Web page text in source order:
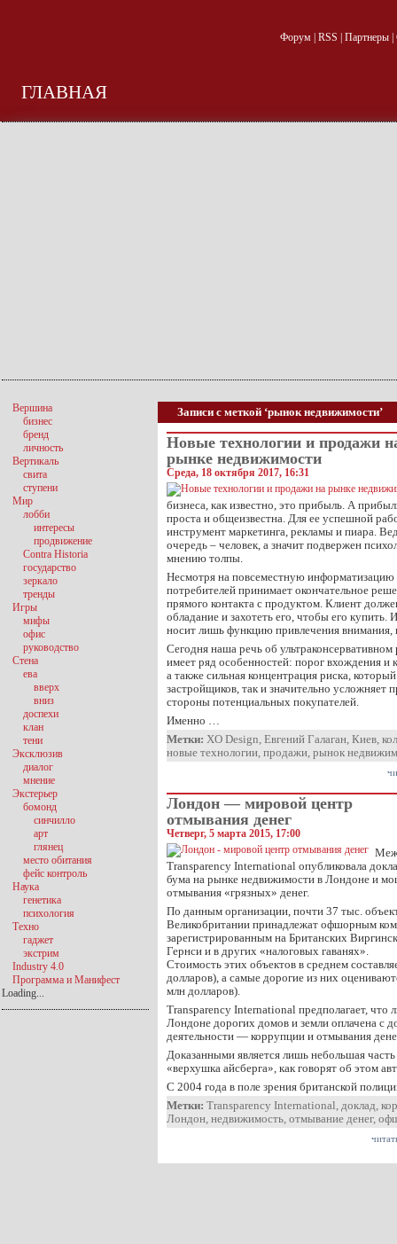
Форум| RSS Партнеры|
ГЛАВНАЯ
Записи с меткой ‘рынок недвижимости’
Новые технологии и продажи
рынке недвижимости
Среда, 18 октября 2017, 16:31
бизнеса, как известно, это прибыль. А
проста и общеизвестна. Для ее успешной
инструмент маркетинга, рекламы и пиара.
очередь – человек, а значит подвержен
мнению толпы.
Несмотря на повсеместную информатизацию
потребителей принимает окончательное
прямого контакта с продуктом. Клиент
обладание и захотеть его, чтобы его
носит лишь функцию привлечения внимания,
Сегодня наша речь об
имеет ряд особенностей: порог вхождения и
а также сильная концентрация риска,
застройщиков, так и значительно усложняет
стороны потенциальных покупателей.
Именно …
Метки: XO Design, Евгений Галаган, Киев,
новые технологии, продажи, рынок
Лондон — мировой центр
отмывания денег
Четверг, 5 марта 2015, 17:00
Transparency International опубликовала
бума на рынке недвижимости в Лондоне и
отмывания «грязных» денег.
По данным организации, почти 37 тыс.
Великобритании принадлежат офшорным
зарегистрированным на Британских
Гернси и в других «налоговых гаванях».
Стоимость этих объектов в среднем
долларов), а самые дорогие из них
млн долларов).
Transparency International предполагает, что
Лондоне дорогих домов и земли оплачена с
деятельности — коррупции и отмывания
Доказанными является лишь небольшая
«верхушка айсберга», как говорят об этом
С 2004 года в поле зрения британской
Метки: Transparency International, доклад,
Лондон, недвижимость, отмывание денег,
Вершина
бизнес
бренд
личность
Вертикаль
свита
ступени
Мир
лобби
интересы
продвижение
Contra Historia
государство
зеркало
тренды
Игры
мифы
офис
руководство
Стена
ева
вверх
вниз
доспехи
клан
тени
Эксклюзив
диалог
мнение
Экстерьер
бомонд
синчилло
арт
глянец
место обитания
фейс контроль
Наука
генетика
психология
Техно
гаджет
экстрим
Industry 4.0
Программа и Манифест
Loading...